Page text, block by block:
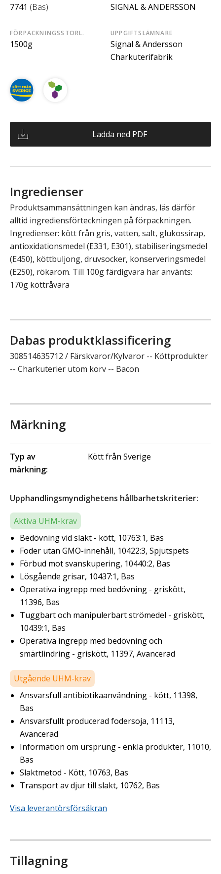
7741 (Bas) SIGNAL & ANDERSSON
FÖRPACKNINGSSTORL.
1500g
UPPGIFTSLÄMNARE
Signal & Andersson
Charkuterifabrik
Ladda ned PDF
Ingredienser
Produktsammansättningen kan ändras, läs därför
alltid ingrediensförteckningen på förpackningen.
Ingredienser: kött från gris, vatten, salt, glukossirap,
antioxidationsmedel (E331, E301), stabiliseringsmedel
(E450), köttbuljong, druvsocker, konserveringsmedel
(E250), rökarom. Till 100g färdigvara har använts:
170g köttråvara
Dabas produktklassificering
308514635712 / Färskvaror/Kylvaror -- Köttprodukter
-- Charkuterier utom korv -- Bacon
Märkning
Typ av
märkning:
Kött från Sverige
Upphandlingsmyndighetens hållbarhetskriterier:
Aktiva UHM-krav
Bedövning vid slakt - kött, 10763:1, Bas
Foder utan GMO-innehåll, 10422:3, Spjutspets
Förbud mot svanskupering, 10440:2, Bas
Lösgående grisar, 10437:1, Bas
Operativa ingrepp med bedövning - griskött,
11396, Bas
Tuggbart och manipulerbart strömedel - griskött,
10439:1, Bas
Operativa ingrepp med bedövning och
smärtlindring - griskött, 11397, Avancerad
Utgående UHM-krav
Ansvarsfull antibiotikaanvändning - kött, 11398,
Bas
Ansvarsfullt producerad fodersoja, 11113,
Avancerad
Information om ursprung - enkla produkter, 11010,
Bas
Slaktmetod - Kött, 10763, Bas
Transport av djur till slakt, 10762, Bas
Visa leverantörsförsäkran
Tillagning